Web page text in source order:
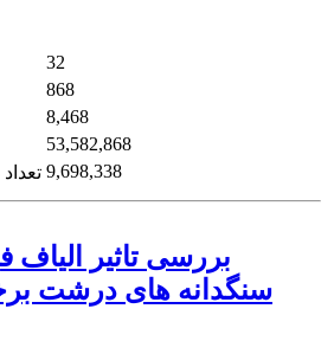
32
868
8,468
53,582,868
9,698,338
بررسی تاثیر
سنگدانه های درشت